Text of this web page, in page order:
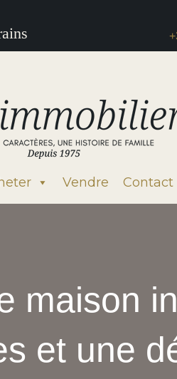
Vendre Contact
maison
et une